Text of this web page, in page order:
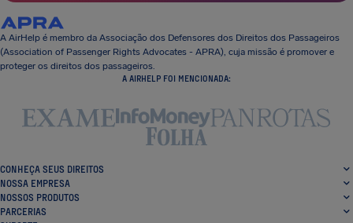
A AirHelp é membro da Associação dos Defensores dos Direitos dos Passageiros
(Association of Passenger Rights Advocates - APRA), cuja missão é promover e
proteger os direitos dos passageiros.
A AIRHELP FOI MENCIONADA:
CONHEÇA SEUS DIREITOS
NOSSA EMPRESA
NOSSOS PRODUTOS
PARCERIAS